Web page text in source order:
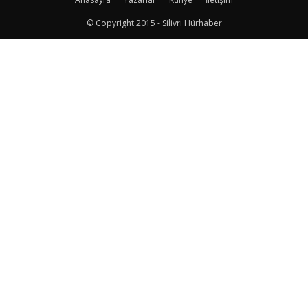
© Copyright 2015 - Silivri Hürhaber